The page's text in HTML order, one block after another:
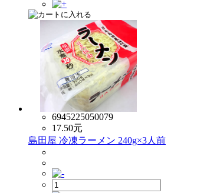
6945225050079
17.50元
島田屋 冷凍ラーメン 240g×3人前